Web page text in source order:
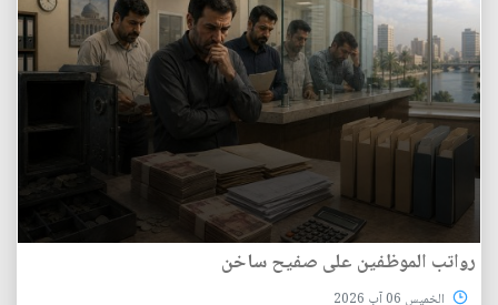
رواتب الموظفين على صفيح ساخن
الخميس 06 آب 2026